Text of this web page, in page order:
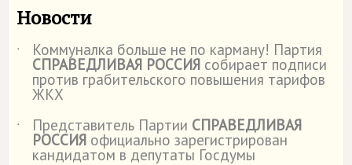
Новости
˙ Коммуналка больше не по карману! Партия
СПРАВЕДЛИВАЯ РОССИЯ собирает подписи
против грабительского повышения тарифов
ЖКХ
˙
Представитель Партии СПРАВЕДЛИВАЯ
РОССИЯ официально зарегистрирован
кандидатом в депутаты Госдумы